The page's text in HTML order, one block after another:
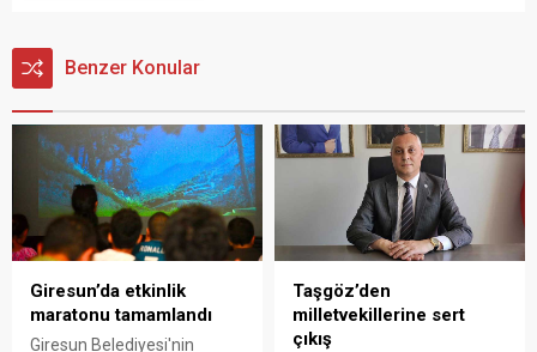
Benzer Konular
Giresun’da etkinlik
maratonu tamamlandı
Giresun Belediyesi'nin
Taşgöz’den
milletvekillerine sert
çıkış